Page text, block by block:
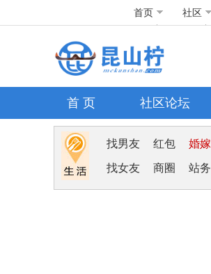
首页 社区
首 页 社区论坛
找男友 红包 婚嫁
找女友 商圈 站务